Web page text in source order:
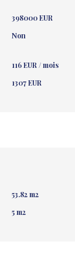
398000 EUR
Non
116 EUR / mois
1307 EUR
53.82 m2
5 m2